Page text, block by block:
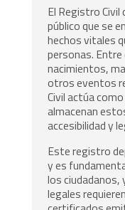
El Registro
público que se
hechos vitales
personas.
nacimientos,
otros eventos
Civil actúa
almacenan
accesibilidad y
Este registro
y es
los
legales